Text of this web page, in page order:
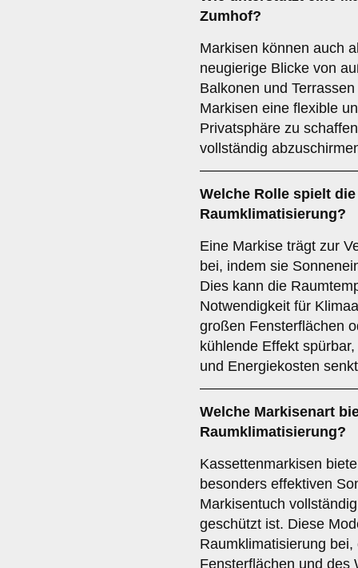
Zumhof?
Markisen können auch
neugierige Blicke von
Balkonen und
Markisen eine flexible
Privatsphäre zu
vollständig
Welche Rolle spielt
Raumklimatisierung?
Eine Markise trägt zur
bei, indem sie
Dies kann die
Notwendigkeit für
großen Fensterflächen
kühlende Effekt
und Energiekosten
Welche Markisenart
Raumklimatisierung?
Kassettenmarkisen
besonders effektiven
Markisentuch
geschützt ist. Diese
Raumklimatisierung
Fensterflächen und des